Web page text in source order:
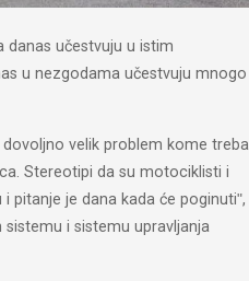
danas učestvuju u istim
u nezgodama učestvuju mnogo
velik problem kome treba
Stereotipi da su motociklisti i
pitanje je dana kada će poginutiʺ,
i sistemu upravljanja